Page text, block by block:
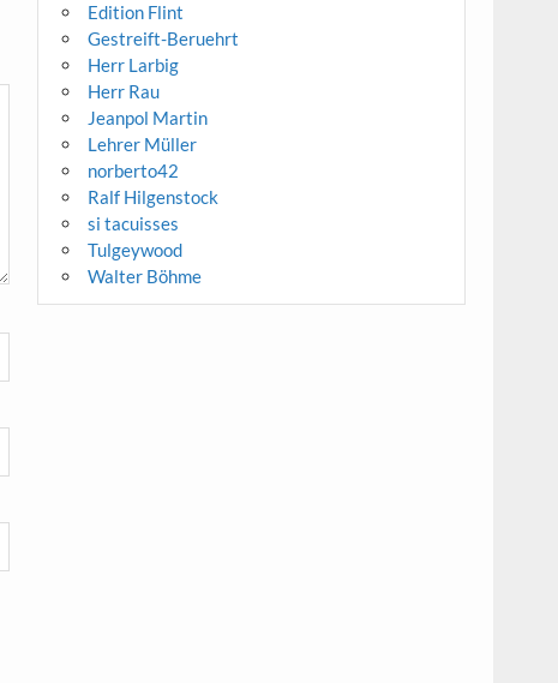
Edition Flint
Gestreift-Beruehrt
Herr Larbig
Herr Rau
Jeanpol Martin
Lehrer Müller
norberto42
Ralf Hilgenstock
si tacuisses
Tulgeywood
Walter Böhme